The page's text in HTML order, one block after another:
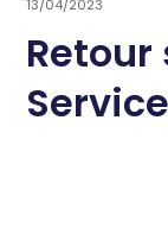
13/04/2023
Retour